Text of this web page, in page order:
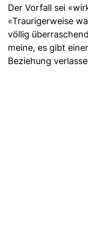
Der Vorfall sei
«Traurigerweise
völlig
meine, es gibt
Beziehung